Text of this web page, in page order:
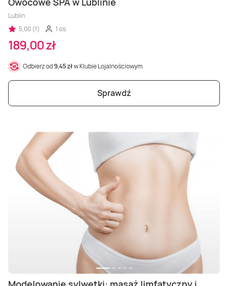
Lublin
5,00 (1)
1 os.
189,00 zł
Odbierz od9,45 złw Klubie Lojalnościowym
Sprawdź